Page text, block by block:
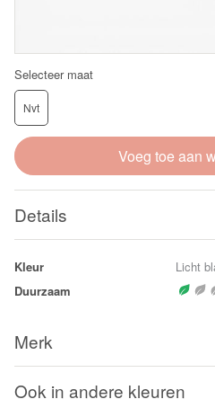
Selecteer maat
Nvt
Voeg toe aan
Details
Kleur
Licht
Duurzaam
Merk
Ook in andere kleuren